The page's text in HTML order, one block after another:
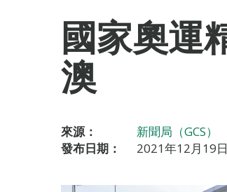
國家奧運
澳
來源：
新聞局（GCS）
發布日期：
2021年12月19